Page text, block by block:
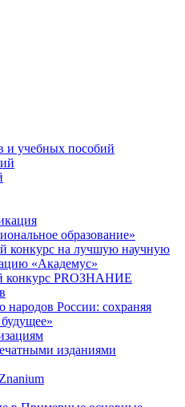
и учебных пособий
образование»
конкурс на лучшую научную
«Академус»
конкурс PROЗНАНИЕ
народов России: сохраняя
изданиями